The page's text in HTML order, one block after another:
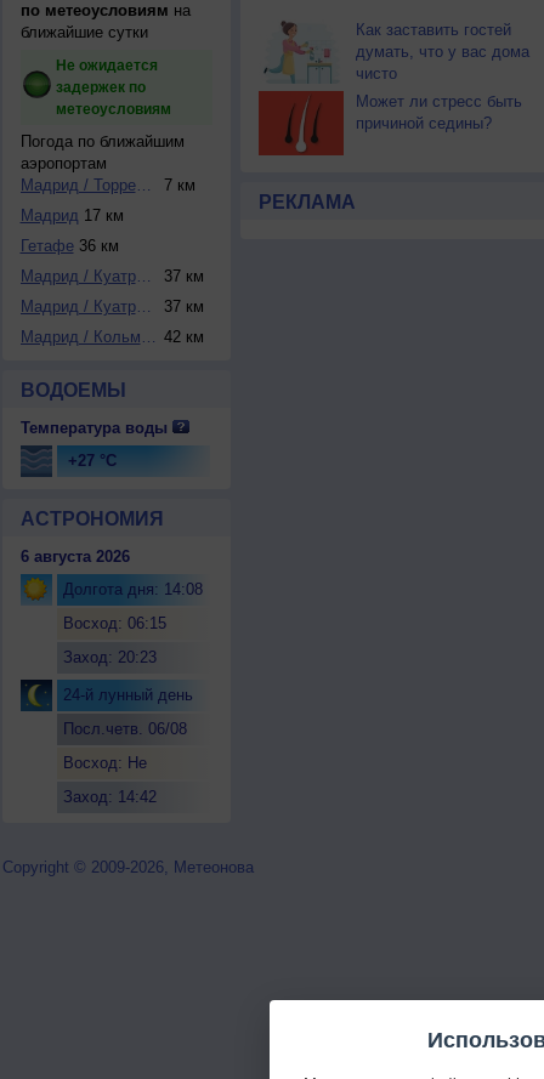
по метеоусловиям на
ближайшие сутки
Не ожидается
задержек по
метеоусловиям
Погода по ближайшим
аэропортам
Мадрид / Торрехон
7 км
Мадрид 17 км
Гетафе36 км
Мадрид / Куатро-В...
37 км
Мадрид / Куатро-В...
37 км
Мадрид / Кольмена... 42 км
ВОДОЕМЫ
Температура воды
+27 °C
АСТРОНОМИЯ
6 августа 2026
Долгота дня: 14:08
Восход: 06:15
Заход: 20:23
24-й лунный день
Посл.четв. 06/08
Восход: Не
Заход: 14:42
Как заставить гостей
думать, что у вас дома
чисто
Может ли стресс быть
причиной седины?
РЕКЛАМА
Copyright © 2009-2026, Метеонова